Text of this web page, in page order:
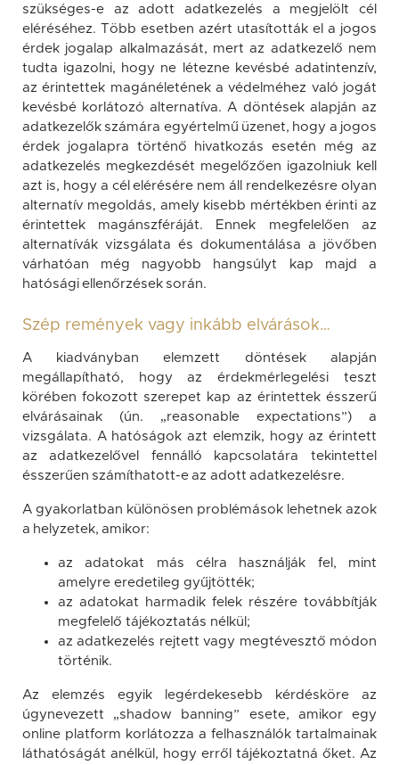
szükséges-e az adott adatkezelés a megjelölt cél
eléréséhez. Több esetben azért utasították el a jogos
érdek jogalap alkalmazását, mert az adatkezelő nem
tudta igazolni, hogy ne létezne kevésbé adatintenzív,
az érintettek magánéletének a védelméhez való jogát
kevésbé korlátozó alternatíva. A döntések alapján az
adatkezelők számára egyértelmű üzenet, hogy a jogos
érdek jogalapra történő hivatkozás esetén még az
adatkezelés megkezdését megelőzően igazolniuk kell
azt is, hogy a cél elérésére nem áll rendelkezésre olyan
alternatív megoldás, amely kisebb mértékben érinti az
érintettek magánszféráját. Ennek megfelelően az
alternatívák vizsgálata és dokumentálása a jövőben
várhatóan még nagyobb hangsúlyt kap majd a
hatósági ellenőrzések során.
Szép remények vagy inkább elvárások…
A kiadványban elemzett döntések alapján
megállapítható, hogy az érdekmérlegelési teszt
körében fokozott szerepet kap az érintettek ésszerű
elvárásainak (ún. „reasonable expectations”) a
vizsgálata. A hatóságok azt elemzik, hogy az érintett
az adatkezelővel fennálló kapcsolatára tekintettel
ésszerűen számíthatott-e az adott adatkezelésre.
A gyakorlatban különösen problémások lehetnek azok
a helyzetek, amikor:
az adatokat más célra használják fel, mint
amelyre eredetileg gyűjtötték;
az adatokat harmadik felek részére továbbítják
megfelelő tájékoztatás nélkül;
az adatkezelés rejtett vagy megtévesztő módon
történik.
Az elemzés egyik legérdekesebb kérdésköre az
úgynevezett „shadow banning” esete, amikor egy
online platform korlátozza a felhasználók tartalmainak
láthatóságát anélkül, hogy erről tájékoztatná őket. Az